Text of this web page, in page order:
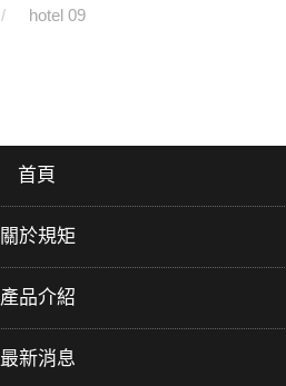
hotel 09
首頁
關於規矩
產品介紹
最新消息